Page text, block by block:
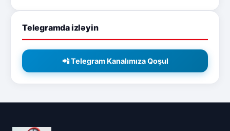
Telegramda izləyin
📲 Telegram Kanalımıza Qoşul